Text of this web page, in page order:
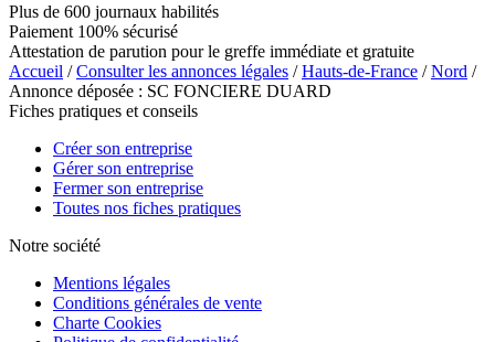
Plus de 600 journaux habilités
Paiement 100% sécurisé
Attestation de parution pour le greffe immédiate et gratuite
Accueil /Consulter les annonces légales /Hauts-de-France /Nord /
Annonce déposée : SC FONCIERE DUARD
Fiches pratiques et conseils
Créer son entreprise
Gérer son entreprise
Fermer son entreprise
Toutes nos fiches pratiques
Notre société
Mentions légales
Conditions générales de vente
Charte Cookies